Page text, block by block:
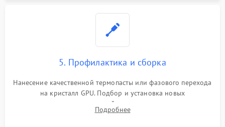
5. Профилактика и сборка
Нанесение качественной термопасты или фазового перехода
на кристалл GPU. Подбор и установка новых
термопрокладок правильной толщины на память и цепи
питания. Монтаж радиатора и бэкплейта, подключение и
Подробнее